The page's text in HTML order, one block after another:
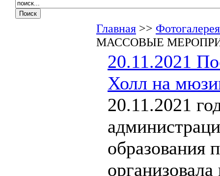
Главная >> Фотогалерея
МАССОВЫЕ
20.11.2021
Холл на
20.11.2021
образования
организовала